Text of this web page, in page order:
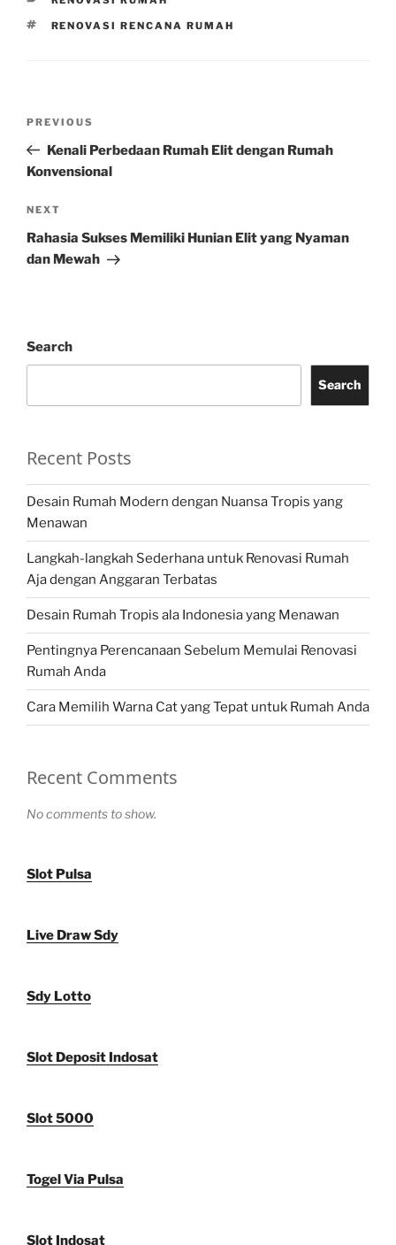
TAGS
RENOVASI RENCANA RUMAH
Previous
Post
PREVIOUS
Kenali Perbedaan Rumah Elit dengan Rumah
Konvensional
Next
Post
NEXT
Rahasia Sukses Memiliki Hunian Elit yang Nyaman
dan Mewah
Search
Search
Recent Posts
Desain Rumah Modern dengan Nuansa Tropis yang
Menawan
Langkah-langkah Sederhana untuk Renovasi Rumah
Aja dengan Anggaran Terbatas
Desain Rumah Tropis ala Indonesia yang Menawan
Pentingnya Perencanaan Sebelum Memulai Renovasi
Rumah Anda
Cara Memilih Warna Cat yang Tepat untuk Rumah Anda
Recent Comments
No comments to show.
Slot Pulsa
Live Draw Sdy
Sdy Lotto
Slot Deposit Indosat
Slot 5000
Togel Via Pulsa
Slot Indosat